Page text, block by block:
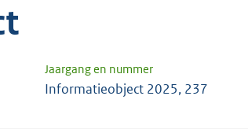
Jaargang en nummer
Informatieobject 2025, 237